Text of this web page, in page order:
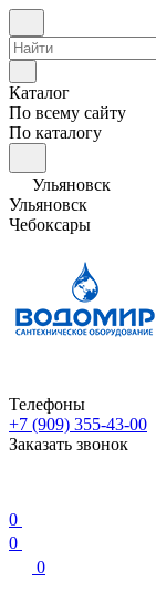
Каталог
По всему сайту
По каталогу
Ульяновск
Ульяновск
Чебоксары
Телефоны
+7 (909) 355-43-00
Заказать звонок
0
0
0